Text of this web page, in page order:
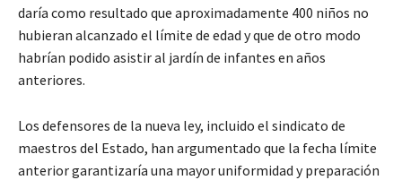
daría como resultado que aproximadamente 400 niños no
hubieran alcanzado el límite de edad y que de otro modo
habrían podido asistir al jardín de infantes en años
anteriores.
Los defensores de la nueva ley, incluido el sindicato de
maestros del Estado, han argumentado que la fecha límite
anterior garantizaría una mayor uniformidad y preparación